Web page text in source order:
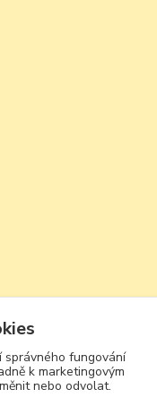
správného fungování
k marketingovým
nebo odvolat.